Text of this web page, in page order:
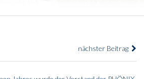
nächster Beitrag